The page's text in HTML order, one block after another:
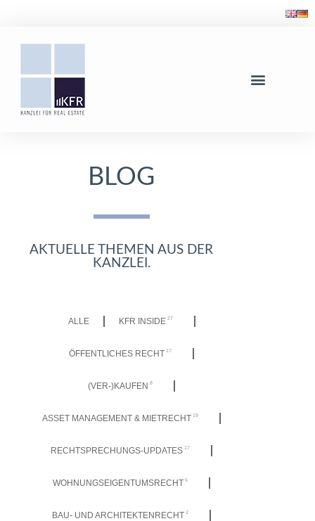
BLOG
AKTUELLE THEMEN AUS DER
KANZLEI.
ALLE KFR INSIDE 27
ÖFFENTLICHES RECHT 17
(VER-)KAUFEN 8
ASSET MANAGEMENT & MIETRECHT 19
RECHTSPRECHUNGS-UPDATES 17
WOHNUNGSEIGENTUMSRECHT 6
BAU- UND ARCHITEKTENRECHT 2